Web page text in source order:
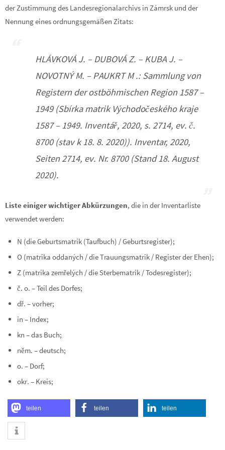
der Zustimmung des Landesregionalarchivs in Zámrsk und der
Nennung eines ordnungsgemäßen Zitats:
HLÁVKOVÁ J. – DUBOVÁ Z. – KUBA J. –
NOVOTNÝ M. – PAUKRT M .: Sammlung von
Registern der ostböhmischen Region 1587 –
1949 (Sbírka matrik Východočeského kraje
1587 – 1949. Inventář, 2020, s. 2714, ev. č.
8700 (stav k 18. 8. 2020)). Inventar, 2020,
Seiten 2714, ev. Nr. 8700 (Stand 18. August
2020).
Liste einiger wichtiger Abkürzungen, die in der Inventarliste
verwendet werden:
N (die Geburtsmatrik (Taufbuch) / Geburtsregister);
O (matrika oddaných / die Trauungsmatrik / Register der Ehen);
Z (matrika zemřelých / die Sterbematrik / Todesregister);
č. o. – Teil des Dorfes;
dř. – vorher;
in – Index;
kn – das Buch;
něm. – deutsch;
o. – Dorf;
okr. – Kreis;
teilen teilen teilen